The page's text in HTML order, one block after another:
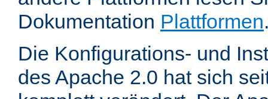
Dokumentation Plattformen
Die Konfigurations- und
des Apache 2.0 hat sich